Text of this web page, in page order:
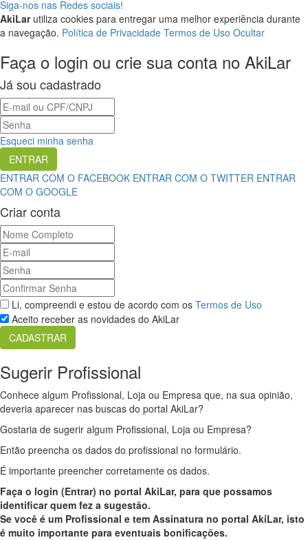
Siga-nos nas Redes sociais!
AkiLarutiliza cookies para entregar uma melhor experiência durante
a navegação. Política de Privacidade Termos de Uso Ocultar
Faça o login ou crie sua conta no AkiLar
Já sou cadastrado
Esqueci minha senha
ENTRAR COM O FACEBOOK ENTRAR COM O TWITTER ENTRAR
COM O GOOGLE
Criar conta
Li, compreendi e estou de acordo com os Termos de Uso
Aceito receber as novidades do AkiLar
Sugerir Profissional
Conhece algum Profissional, Loja ou Empresa que, na sua opinião,
deveria aparecer nas buscas do portal AkiLar?
Gostaria de sugerir algum Profissional, Loja ou Empresa?
Então preencha os dados do profissional no formulário.
É importante preencher corretamente os dados.
Faça o login (Entrar) no portal AkiLar, para que possamos
identificar quem fez a sugestão.
Se você é um Profissional e tem Assinatura no portal AkiLar, isto
é muito importante para eventuais bonificações.